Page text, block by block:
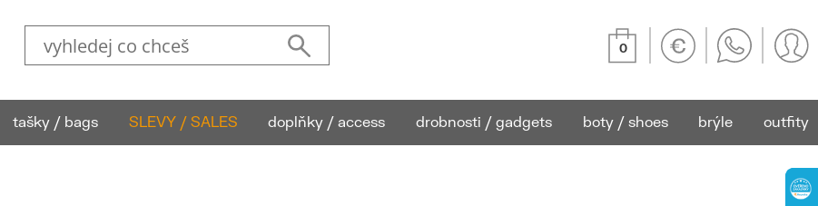
0
tašky / bags SLEVY / SALES doplňky / access drobnosti / gadgets boty / shoes brýle outfity